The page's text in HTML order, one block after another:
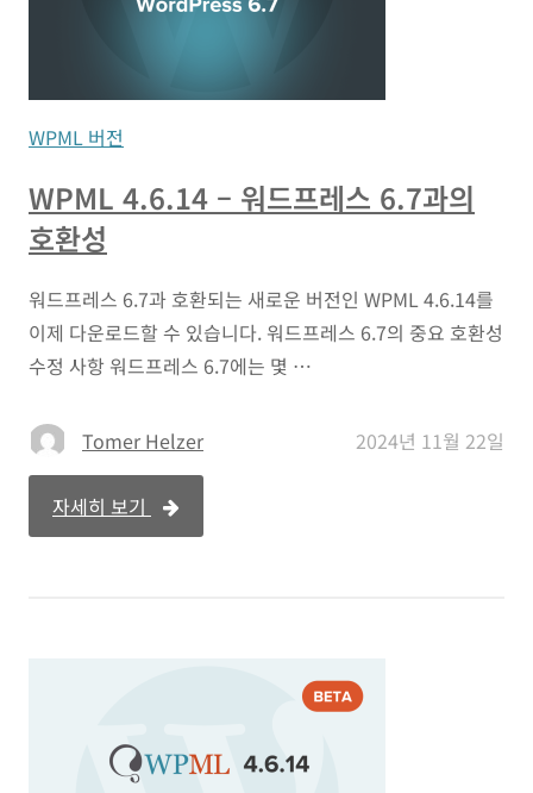
WPML 버전
WPML 4.6.14 – 워드프레스 6.7과의
호환성
워드프레스 6.7과 호환되는 새로운 버전인 WPML 4.6.14를
이제 다운로드할 수 있습니다. 워드프레스 6.7의 중요 호환성
수정 사항 워드프레스 6.7에는 몇 …
Tomer Helzer 2024년 11월 22일
자세히 보기